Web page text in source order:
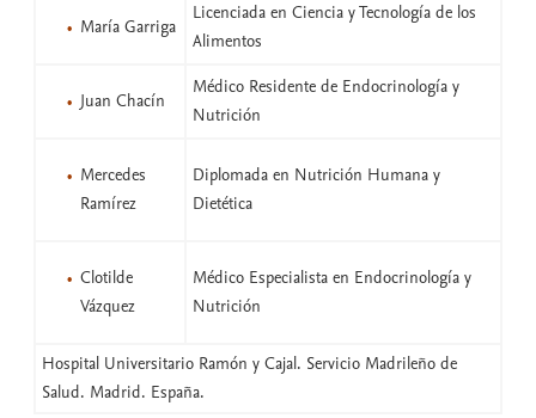
María Garriga
Licenciada en Ciencia y Tecnología de los
Alimentos
Juan Chacín
Médico Residente de Endocrinología y
Nutrición
Mercedes
Ramírez
Diplomada en Nutrición Humana y
Dietética
Clotilde
Vázquez
Médico Especialista en Endocrinología y
Nutrición
Hospital Universitario Ramón y Cajal. Servicio Madrileño de
Salud. Madrid. España.